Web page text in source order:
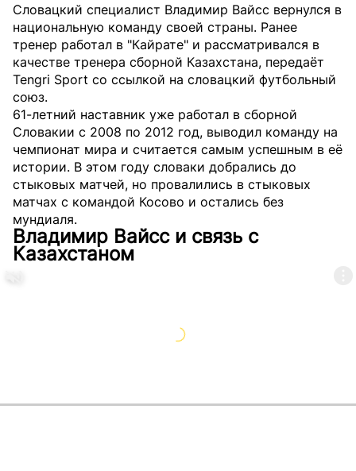
Словацкий специалист Владимир Вайсс вернулся в
национальную команду своей страны. Ранее
тренер работал в "Кайрате" и рассматривался в
качестве тренера сборной Казахстана, передаёт
Tengri Sport со ссылкой на словацкий футбольный
союз.
61-летний наставник уже работал в сборной
Словакии с 2008 по 2012 год, выводил команду на
чемпионат мира и считается самым успешным в её
истории. В этом году словаки добрались до
стыковых матчей, но провалились в стыковых
матчах с командой Косово и остались без
мундиаля.
Владимир Вайсс и связь с
Казахстаном